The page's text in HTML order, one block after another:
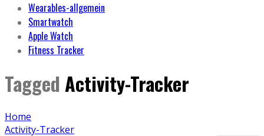
Wearables-allgemein
Smartwatch
Apple Watch
Fitness Tracker
Tagged Activity-Tracker
Home
Activity-Tracker